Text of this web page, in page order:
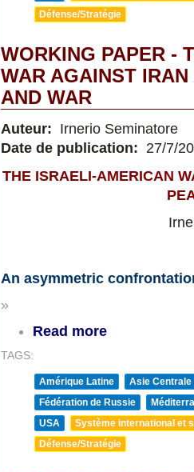
Défense/Stratégie
WORKING PAPER -
WAR AGAINST
AND WAR
Auteur: Irnerio Seminatore
Date de publication: 27/7/
THE ISRAELI-AMERICAN
An asymmetric
»
Read more
TAGS:
Amérique Latine
Asie Centrale
Fédération de Russie
USA
Système international et
Défense/Stratégie